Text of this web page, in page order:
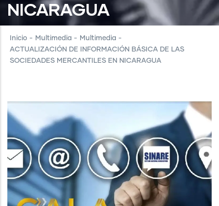
NICARAGUA
Inicio - Multimedia - Multimedia -
ACTUALIZACIÓN DE INFORMACIÓN BÁSICA DE LAS
SOCIEDADES MERCANTILES EN NICARAGUA